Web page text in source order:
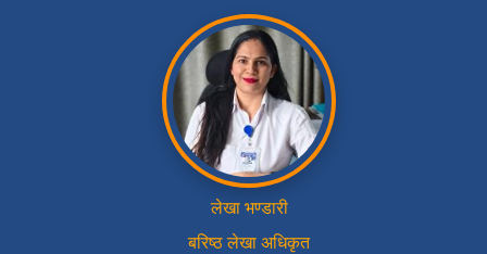
लेखा भण्डारी
बरिष्ठ लेखा अधिकृत